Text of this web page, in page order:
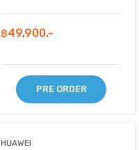
฿49,900.-
PRE ORDER
HUAWEI